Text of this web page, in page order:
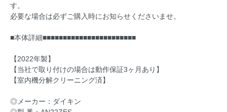
す。
必要な場合は必ずご購入時にお知らせくださいませ。
■本体詳細■■■■■■■■■■■■■■■■■■■■■■■
【2022年製】
【当社で取り付けの場合は動作保証3ヶ月あり】
【室内機分解クリーニング済】
◎メーカー：ダイキン